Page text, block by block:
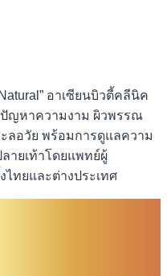
อาเซียนบิวตี้คลีนิค
ญหาความงาม ผิวพรรณ
ลอวัย พร้อมการดูแลความ
ายเท้าโดยแพทย์ผู้
ทยและต่างประเทศ